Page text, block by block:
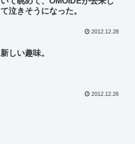
て泣きそうになった。
2012.12.28
新しい趣味。
2012.12.26